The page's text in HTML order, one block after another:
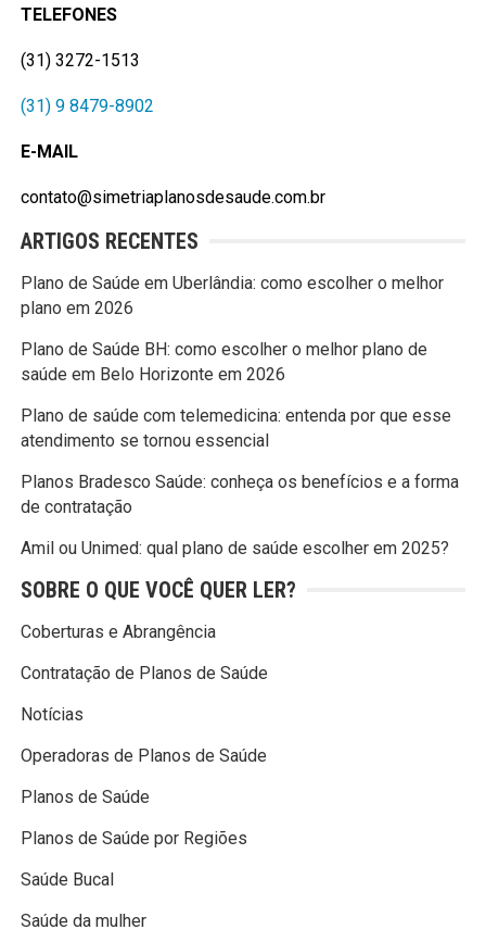
TELEFONES
(31) 3272-1513
(31) 9 8479-8902
E-MAIL
contato@simetriaplanosdesaude.com.br
ARTIGOS RECENTES
Plano de Saúde em Uberlândia: como escolher o melhor
plano em 2026
Plano de Saúde BH: como escolher o melhor plano de
saúde em Belo Horizonte em 2026
Plano de saúde com telemedicina: entenda por que esse
atendimento se tornou essencial
Planos Bradesco Saúde: conheça os benefícios e a forma
de contratação
Amil ou Unimed: qual plano de saúde escolher em 2025?
SOBRE O QUE VOCÊ QUER LER?
Coberturas e Abrangência
Contratação de Planos de Saúde
Notícias
Operadoras de Planos de Saúde
Planos de Saúde
Planos de Saúde por Regiões
Saúde Bucal
Saúde da mulher